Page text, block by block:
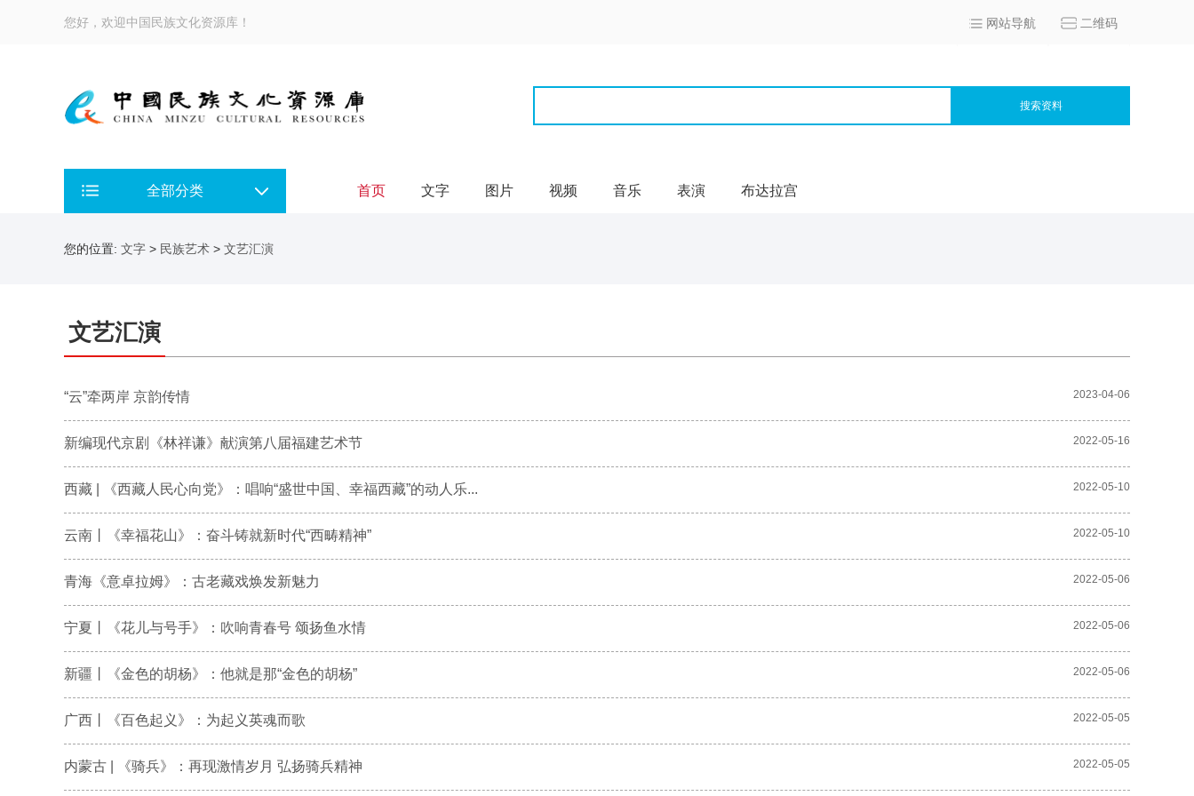
您好，欢迎中国民族文化资源库！ 网站导航 二维码
搜索资料
全部分类 首页 文字 图片 视频 音乐 表演 布达拉宫
您的位置: 文字 > 民族艺术 > 文艺汇演
文艺汇演
“云”牵两岸 京韵传情 2023-04-06
新编现代京剧《林祥谦》献演第八届福建艺术节 2022-05-16
西藏 | 《西藏人民心向党》：唱响“盛世中国、幸福西藏”的动人乐... 2022-05-10
云南丨《幸福花山》：奋斗铸就新时代“西畴精神” 2022-05-10
青海《意卓拉姆》：古老藏戏焕发新魅力 2022-05-06
宁夏丨《花儿与号手》：吹响青春号 颂扬鱼水情 2022-05-06
新疆丨《金色的胡杨》：他就是那“金色的胡杨” 2022-05-06
广西丨《百色起义》：为起义英魂而歌 2022-05-05
内蒙古 | 《骑兵》：再现激情岁月 弘扬骑兵精神 2022-05-05